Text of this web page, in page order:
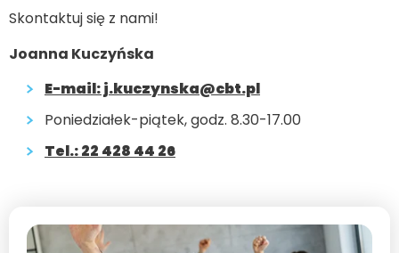
Skontaktuj się z nami!
Joanna Kuczyńska
E-mail: j.kuczynska@cbt.pl
Poniedziałek-piątek, godz. 8.30-17.00
Tel.: 22 428 44 26